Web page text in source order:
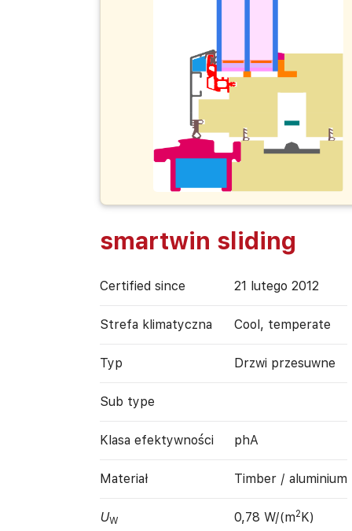
smartwin sliding
Certified since 21 lutego 2012
Strefa klimatyczna Cool, temperate
Typ Drzwi przesuwne
Sub type
Klasa efektywności phA
Materiał Timber / aluminium
UW 0,78 W/(m2 K)